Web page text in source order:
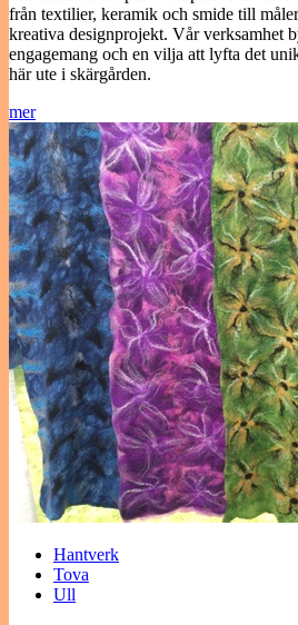
från textilier, keramik och smide till
kreativa designprojekt. Vår verksamhet
engagemang och en vilja att lyfta det
här ute i skärgården.
mer
Hantverk
Tova
Ull